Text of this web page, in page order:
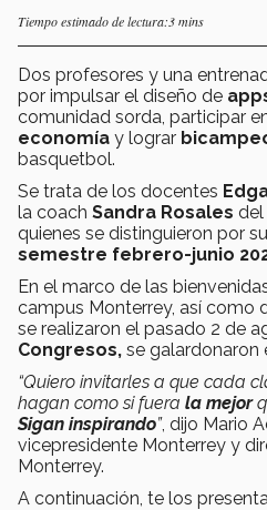
Tiempo estimado de lectura:3 mins
Dos profesores y una
por impulsar el diseño de
comunidad sorda, participar
economía y lograr
basquetbol.
Se trata de los docentes
la coach Sandra Rosales del
quienes se distinguieron por
semestre febrero-junio
En el marco de las
campus Monterrey, así como
se realizaron el pasado 2 de
Congresos, se galardonaron
“Quiero invitarles a que cada
hagan como si fuera la mejor
Sigan inspirando”, dijo Mario
vicepresidente Monterrey y
Monterrey.
A continuación, te los